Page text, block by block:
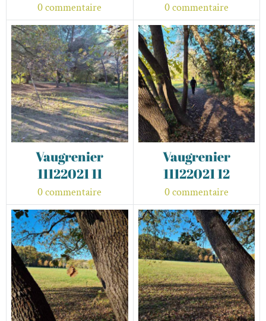
0 commentaire 0 commentaire
Vaugrenier
11122021 11
0 commentaire
Vaugrenier
11122021 12
0 commentaire